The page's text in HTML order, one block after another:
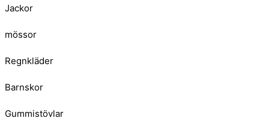
Jackor
mössor
Regnkläder
Barnskor
Gummistövlar